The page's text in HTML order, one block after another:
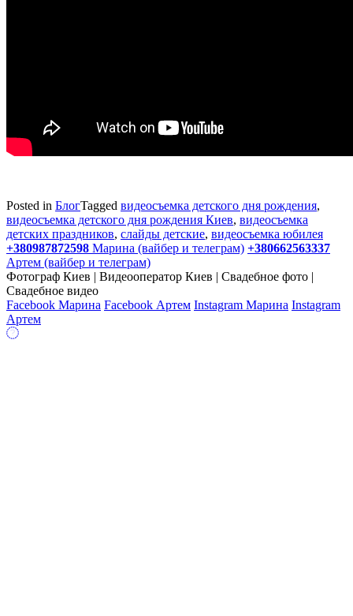
Posted in БлогTagged видеосъемка детского дня рождения,
видеосъемка детского дня рождения Киев, видеосъемка
детских праздников, слайды детские, видеосъемка юбилея
+380987872598 Марина (вайбер и телеграм) +380662563337
Артем (вайбер и телеграм)
Фотограф Киев | Видеооператор Киев | Свадебное фото |
Свадебное видео
Facebook Марина Facebook Артем Instagram Марина Instagram
Артем